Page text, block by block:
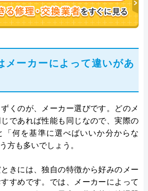
メーカーによって違いがあ
くのが、メーカー選びです。どのメ
であれば性能も同じなので、実際の
「何を基準に選べばいいか分からな
方も多いでしょう。
きには、独自の特徴から好みのメー
すめです。では、メーカーによって